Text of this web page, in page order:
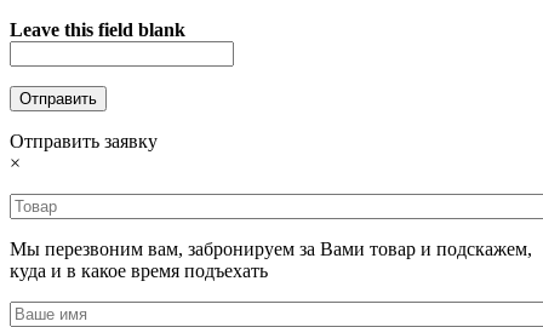
Leave this field blank
Отправить заявку
×
Мы перезвоним вам, забронируем за Вами товар и подскажем,
куда и в какое время подъехать